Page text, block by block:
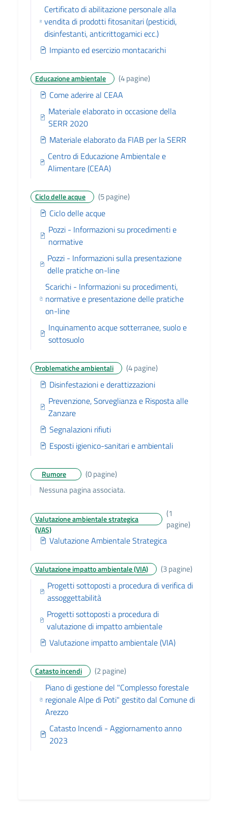
Certificato di abilitazione personale alla
vendita di prodotti fitosanitari (pesticidi,
disinfestanti, anticrittogamici ecc.)
Impianto ed esercizio montacarichi
Educazione ambientale (4 pagine)
Come aderire al CEAA
Materiale elaborato in occasione della
SERR 2020
Materiale elaborato da FIAB per la SERR
Centro di Educazione Ambientale e
Alimentare (CEAA)
Ciclo delle acque (5 pagine)
Ciclo delle acque
Pozzi - Informazioni su procedimenti e
normative
Pozzi - Informazioni sulla presentazione
delle pratiche on-line
Scarichi - Informazioni su procedimenti,
normative e presentazione delle pratiche
on-line
Inquinamento acque sotterranee, suolo e
sottosuolo
Problematiche ambientali (4 pagine)
Disinfestazioni e derattizzazioni
Prevenzione, Sorveglianza e Risposta alle
Zanzare
Segnalazioni rifiuti
Esposti igienico-sanitari e ambientali
Rumore
(0 pagine)
Nessuna pagina associata.
Valutazione ambientale strategica
(VAS)
(1
pagine)
Valutazione Ambientale Strategica
Valutazione impatto ambientale (VIA) (3 pagine)
Progetti sottoposti a procedura di verifica di
assoggettabilità
Progetti sottoposti a procedura di
valutazione di impatto ambientale
Valutazione impatto ambientale (VIA)
Catasto incendi (2 pagine)
Piano di gestione del "Complesso forestale
regionale Alpe di Poti" gestito dal Comune di
Arezzo
Catasto Incendi - Aggiornamento anno
2023